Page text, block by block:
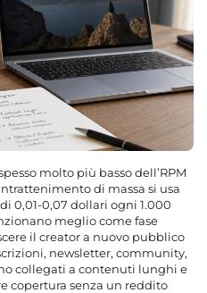
molto più basso dell’RPM
di massa si usa
0,01-0,07 dollari ogni 1.000
meglio come fase
il creator a nuovo pubblico
newsletter, community,
collegati a contenuti lunghi e
copertura senza un reddito